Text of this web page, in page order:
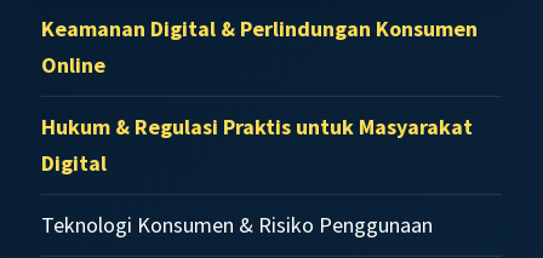
Keamanan Digital & Perlindungan Konsumen
Online
Hukum & Regulasi Praktis untuk Masyarakat
Digital
Teknologi Konsumen & Risiko Penggunaan